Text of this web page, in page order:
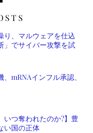
り、マルウェアを仕込
でサイバー攻撃を試
mRNAインフル承認、
いつ奪われたのか?】豊
い国の正体